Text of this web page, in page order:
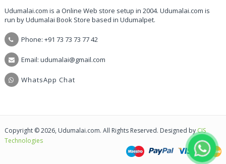
Udumalai.com is a Online Web store setup in 2004. Udumalai.com is
run by Udumalai Book Store based in Udumalpet.
Phone: +91 73 73 73 77 42
Email: udumalai@gmail.com
WhatsApp Chat
Copyright © 2026, Udumalai.com. All Rights Reserved. Designed byCIS
Technologies